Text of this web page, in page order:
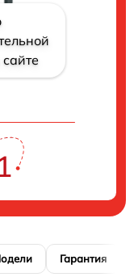
Гарантия